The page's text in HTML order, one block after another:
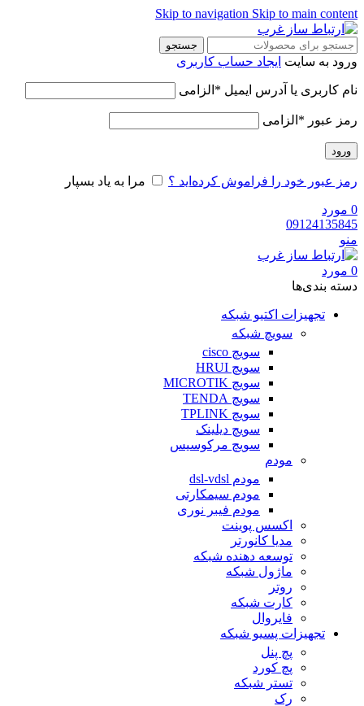
Skip to navigation Skip to main content
جستجو
ورود به سایت ایجاد حساب کاربری
نام کاربری یا آدرس ایمیل * الزامی
رمز عبور * الزامی
ورود
رمز عبور خود را فراموش کرده‌اید ؟ مرا به یاد بسپار
0 مورد
09124135845
منو
0 مورد
دسته‌ بندی‌ها
تجهیزات اکتیو شبکه
سویچ شبکه
سویچ cisco
سویچ HRUI
سویچ MICROTIK
سویچ TENDA
سویچ TPLINK
سویچ دیلینک
سویچ مرکوسیس
مودم
مودم dsl-vdsl
مودم سیمکارتی
مودم فیبر نوری
اکسس پوینت
مدیا کانورتر
توسعه دهنده شبکه
ماژول شبکه
روتر
کارت شبکه
فایروال
تجهیزات پسیو شبکه
پچ پنل
پچ کورد
تستر شبکه
رک